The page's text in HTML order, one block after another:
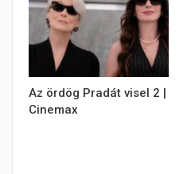
Az ördög Pradát visel 2 |
Cinemax